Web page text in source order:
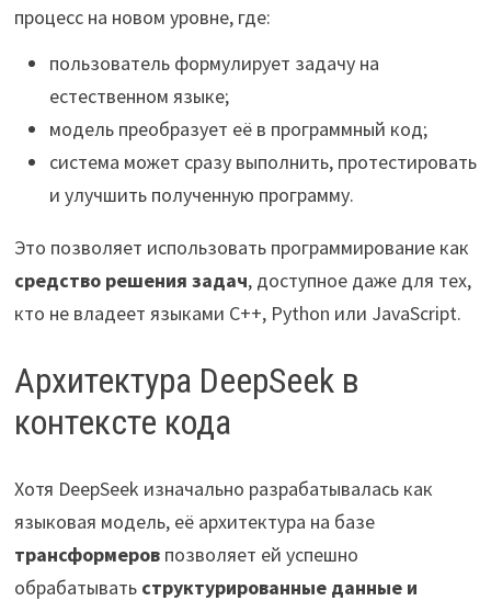
процесс на новом уровне, где:
пользователь формулирует задачу на
естественном языке;
модель преобразует её в программный код;
система может сразу выполнить, протестировать
и улучшить полученную программу.
Это позволяет использовать программирование как
средство решения задач, доступное даже для тех,
кто не владеет языками C++, Python или JavaScript.
Архитектура DeepSeek в
контексте кода
Хотя DeepSeek изначально разрабатывалась как
языковая модель, её архитектура на базе
трансформеровпозволяет ей успешно
обрабатывать структурированные данные и